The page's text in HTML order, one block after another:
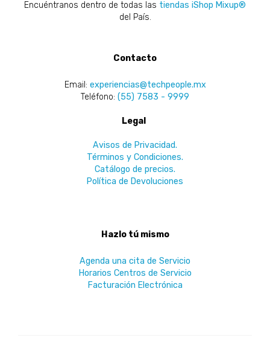
Encuéntranos dentro de todas las tiendas iShop Mixup®
del País.
Contacto
Email: experiencias@techpeople.mx
Teléfono: (55) 7583 - 9999
Legal
Avisos de Privacidad.
Términos y Condiciones.
Catálogo de precios.
Política de Devoluciones
Hazlo tú mismo
Agenda una cita de Servicio
Horarios Centros de Servicio
Facturación Electrónica